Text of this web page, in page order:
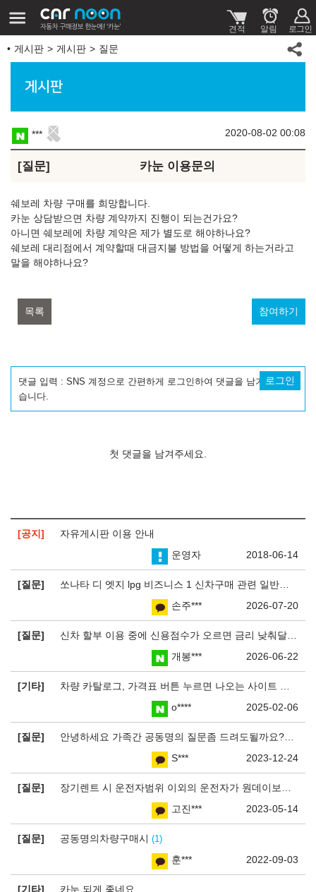
게시판 게시판 질문
게시판
*** 2020-08-02 00:08
질문 카눈 이용문의
쉐보레 차량 구매를 희망합니다.
카눈 상담받으면 차량 계약까지 진행이 되는건가요?
아니면 쉐보레에 차량 계약은 제가 별도로 해야하나요?
쉐보레 대리점에서 계약할때 대금지불 방법을 어떻게 하는거라고
말을 해야하나요?
목록 참여하기
댓글 입력 : SNS 계정으로 간편하게 로그인하여 댓글을 남기실 수 있
습니다.
로그인
첫 댓글을 남겨주세요.
공지
자유게시판 이용 안내
2018-06-14
운영자
질문
2026-07-20
손주***
질문
2026-06-22
개봉***
기타
2025-02-06
o****
질문
2023-12-24
S***
질문
2023-05-14
고진***
질문 공동명의차량구매시 1
2022-09-03
훈***
기타
카눈 되게 좋네요.